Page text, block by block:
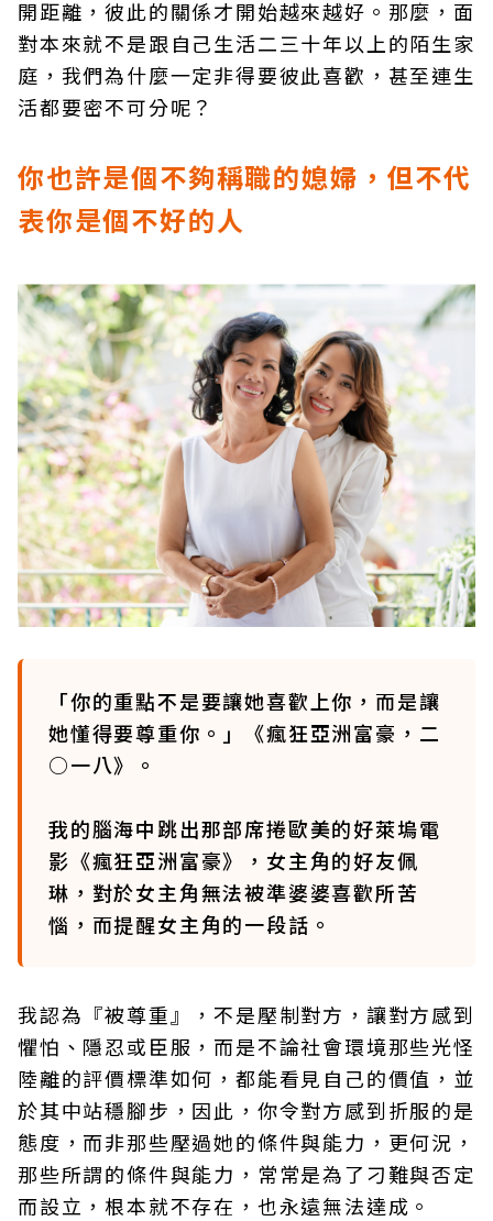
開距離，彼此的關係才開始越來越好。那麼，面
對本來就不是跟自己生活二三十年以上的陌生家
庭，我們為什麼一定非得要彼此喜歡，甚至連生
活都要密不可分呢？
你也許是個不夠稱職的媳婦，但不代
表你是個不好的人
「你的重點不是要讓她喜歡上你，而是讓
她懂得要尊重你。」《瘋狂亞洲富豪，二
○一八》。
我的腦海中跳出那部席捲歐美的好萊塢電
影《瘋狂亞洲富豪》，女主角的好友佩
琳，對於女主角無法被準婆婆喜歡所苦
惱，而提醒女主角的一段話。
我認為『被尊重』，不是壓制對方，讓對方感到
懼怕、隱忍或臣服，而是不論社會環境那些光怪
陸離的評價標準如何，都能看見自己的價值，並
於其中站穩腳步，因此，你令對方感到折服的是
態度，而非那些壓過她的條件與能力，更何況，
那些所謂的條件與能力，常常是為了刁難與否定
而設立，根本就不存在，也永遠無法達成。